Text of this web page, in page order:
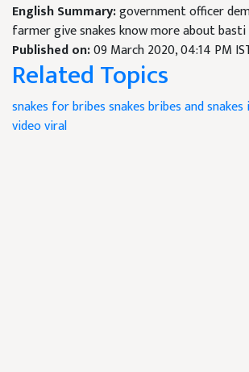
English Summary:government officer
farmer give snakes know more about
Published on:09 March 2020, 04:14 PM
Related Topics
snakes for bribessnakesbribes and
video viral